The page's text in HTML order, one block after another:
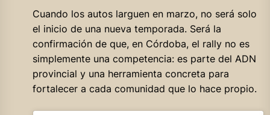
Cuando los autos larguen en marzo, no será solo
el inicio de una nueva temporada. Será la
confirmación de que, en Córdoba, el rally no es
simplemente una competencia: es parte del ADN
provincial y una herramienta concreta para
fortalecer a cada comunidad que lo hace propio.